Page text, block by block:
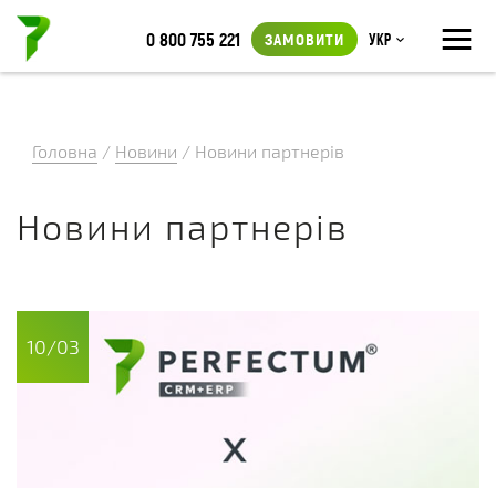
≡
0 800 755 221 ЗАМОВИТИ Укр
Головна / Новини / Новини партнерів
Новини партнерів
10/03